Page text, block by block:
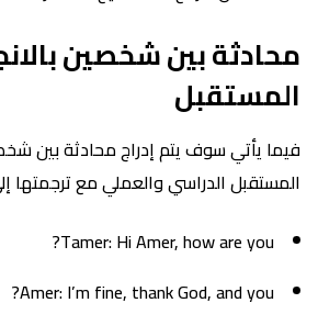
محادثة بين شخصين
المستقبل
فيما يأتي سوف يتم إدراج محادثة بين
المستقبل الدراسي والعملي مع ترجمتها
Tamer: Hi Amer, how are you?
Amer: I’m fine, thank God, and you?